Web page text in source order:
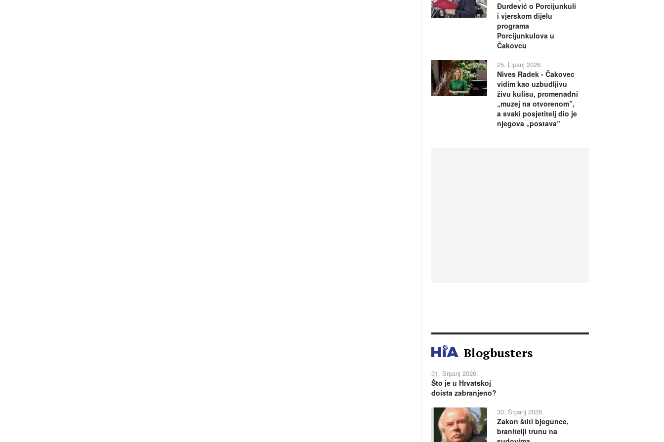
Đurđević o Porcijunkuli
i vjerskom dijelu
programa
Porcijunkulova u
Čakovcu
25. Lipanj 2026.
Nives Radek - Čakovec
vidim kao uzbudljivu
živu kulisu, promenadni
„muzej na otvorenom”,
a svaki posjetitelj dio je
njegova „postava”
Blogbusters
31. Srpanj 2026.
Što je u Hrvatskoj
doista zabranjeno?
30. Srpanj 2026.
Zakon štiti bjegunce,
branitelji trunu na